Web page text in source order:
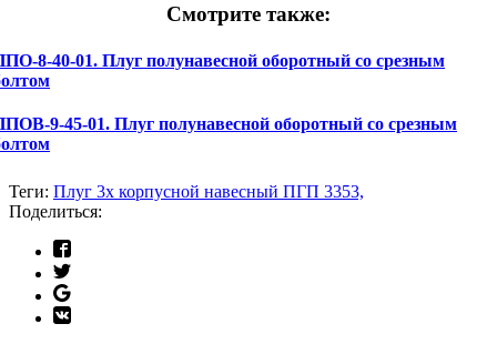
Смотрите также:
8-40-01. Плуг полунавесной оборотный со срезным
9-45-01. Плуг полунавесной оборотный со срезным
Теги: Плуг 3х корпусной навесный ПГП 3353,
Поделиться: